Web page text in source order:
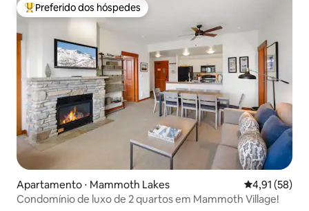
Entre os melhores preferidos dos hóspedes
Preferido dos hóspedes
Apartamento ⋅ Mammoth Lakes 4,91 de uma
4,91 (58)
Condomínio de luxo de 2 quartos em Mammoth Village!